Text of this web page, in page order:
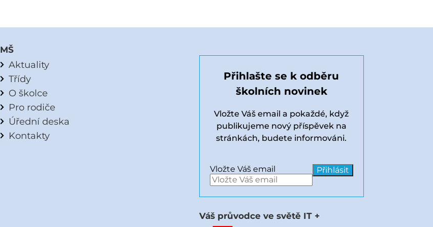
MŠ
Aktuality
Třídy
O školce
Pro rodiče
Úřední deska
Kontakty
Přihlašte se k odběru
školních novinek
Vložte Váš email a pokaždé, když
publikujeme nový příspěvek na
stránkách, budete informováni.
Vložte Váš email
Váš průvodce ve světě IT +